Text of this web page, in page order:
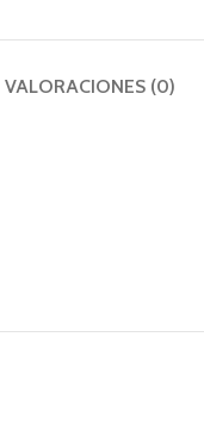
VALORACIONES (0)